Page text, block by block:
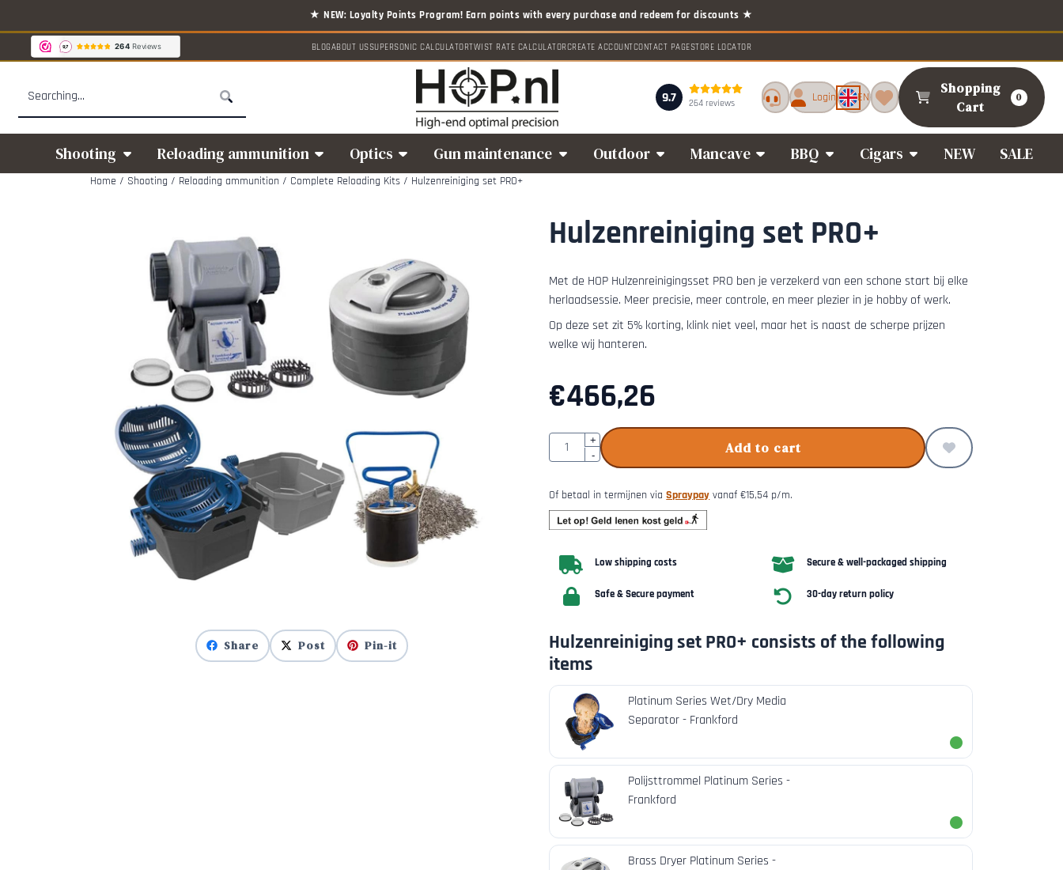
Cookie preferences are available. Choose settings or allow all cookies.
BLOGABOUT USSUPERSONIC CALCULATORTWIST RATE CALCULATORCREATE ACCOUNTCONTACT PAGESTORE LOCATOR
9.7 264 reviews Login EN
Shopping
Cart
0
Shooting Reloading ammunition Optics Gun maintenance Outdoor Mancave BBQ Cigars NEW SALE
Home / Shooting / Reloading ammunition / Complete Reloading Kits / Hulzenreiniging set PRO+
Share Post Pin-it
Hulzenreiniging set PRO+
Met de HOP Hulzenreinigingsset PRO ben je verzekerd van een schone start bij elke
herlaadsessie. Meer precisie, meer controle, en meer plezier in je hobby of werk.
Op deze set zit 5% korting, klink niet veel, maar het is naast de scherpe prijzen
welke wij hanteren.
€466,26
Quantity+
-
Add to cart
Of betaal in termijnen viaSpraypay vanaf€15,54 p/m.
Low shipping costs Secure & well-packaged shipping
Safe & Secure payment 30-day return policy
Hulzenreiniging set PRO+ consists of the following
items
Platinum Series Wet/Dry Media
Separator - Frankford
Polijsttrommel Platinum Series -
Frankford
Brass Dryer Platinum Series -